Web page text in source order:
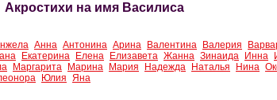
Акростихи на имя Василиса
Анна Антонина Арина Валентина Валерия
Екатерина Елена Елизавета Жанна Зинаида Инна
Маргарита Марина Мария Надежда Наталья Нина
Юлия Яна